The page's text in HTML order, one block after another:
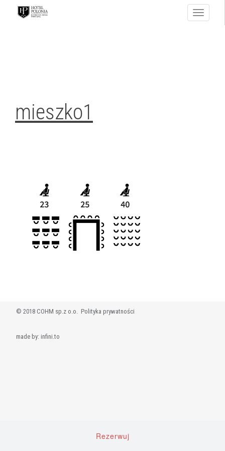
Toggle
Rezerwuj
mieszko1
© 2018 COHM sp.z o.o. Polityka prywatności
made by: infini.to